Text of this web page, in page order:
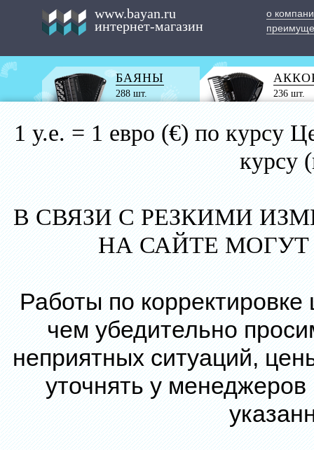
www.bayan.ru
интернет-магазин
о
БАЯНЫ
288 шт. 236 шт.
1 у.е. = 1 евро (€) по курсу
курсу
В СВЯЗИ С РЕЗКИМИ
НА САЙТЕ
Работы по
чем убедительно
неприятных ситуаций,
уточнять у